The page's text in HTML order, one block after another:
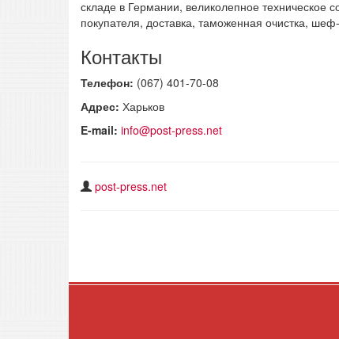
складе в Германии, великолепное техническое
покупателя, доставка, таможенная очистка,
Контакты
Телефон: (067) 401-70-08
Адрес: Харьков
E-mail: info@post-press.net
post-press.net